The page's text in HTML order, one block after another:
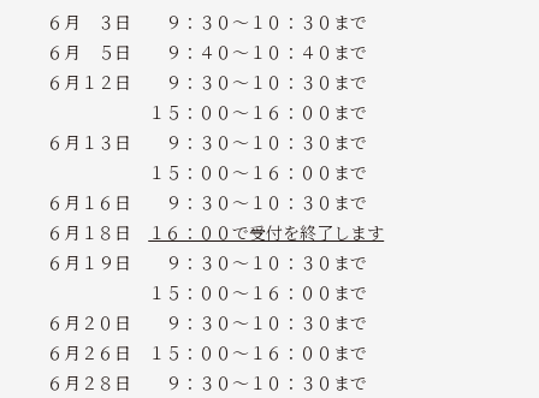
６月 ３日 ９：３０～１０：３０まで
６月 ５日 ９：４０～１０：４０まで
６月１２日 ９：３０～１０：３０まで
１５：００～１６：００まで
６月１３日 ９：３０～１０：３０まで
１５：００～１６：００まで
６月１６日 ９：３０～１０：３０まで
６月１８日
１６：００で受付を終了します
６月１９日 ９：３０～１０：３０まで
１５：００～１６：００まで
６月２０日 ９：３０～１０：３０まで
６月２６日 １５：００～１６：００まで
６月２８日 ９：３０～１０：３０まで